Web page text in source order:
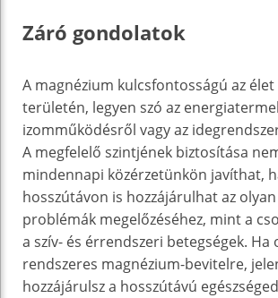
Záró gondolatok
A magnézium kulcsfontosságú az
területén, legyen szó az
izomműködésről vagy az
A megfelelő szintjének biztosítása
mindennapi közérzetünkön javíthat,
hosszútávon is hozzájárulhat az
problémák megelőzéséhez, mint a
a szív- és érrendszeri betegségek. Ha
rendszeres magnézium-bevitelre,
hozzájárulsz a hosszútávú